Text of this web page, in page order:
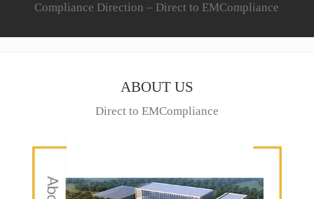
Compliance Direction – Direct to EMCompliance
ABOUT US
Direct to EMCompliance